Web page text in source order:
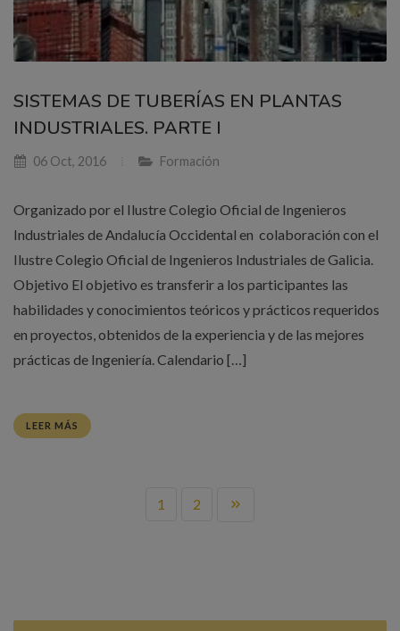
SISTEMAS DE TUBERÍAS EN PLANTAS
INDUSTRIALES. PARTE I
06 Oct, 2016 Formación
Organizado por el Ilustre Colegio Oficial de Ingenieros
Industriales de Andalucía Occidental en colaboración con el
Ilustre Colegio Oficial de Ingenieros Industriales de Galicia.
Objetivo El objetivo es transferir a los participantes las
habilidades y conocimientos teóricos y prácticos requeridos
en proyectos, obtenidos de la experiencia y de las mejores
prácticas de Ingeniería. Calendario […]
LEER MÁS
1 2